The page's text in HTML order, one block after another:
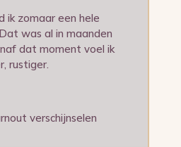
ik zomaar een hele
was al in maanden
dat moment voel ik
rustiger.
verschijnselen